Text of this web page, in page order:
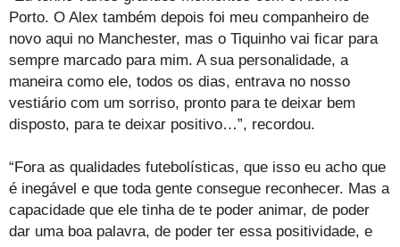
Porto. O Alex também depois foi meu companheiro de
novo aqui no Manchester, mas o Tiquinho vai ficar para
sempre marcado para mim. A sua personalidade, a
maneira como ele, todos os dias, entrava no nosso
vestiário com um sorriso, pronto para te deixar bem
disposto, para te deixar positivo…”, recordou.
“Fora as qualidades futebolísticas, que isso eu acho que
é inegável e que toda gente consegue reconhecer. Mas a
capacidade que ele tinha de te poder animar, de poder
dar uma boa palavra, de poder ter essa positividade, e